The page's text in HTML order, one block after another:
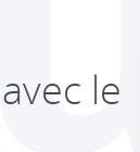
le